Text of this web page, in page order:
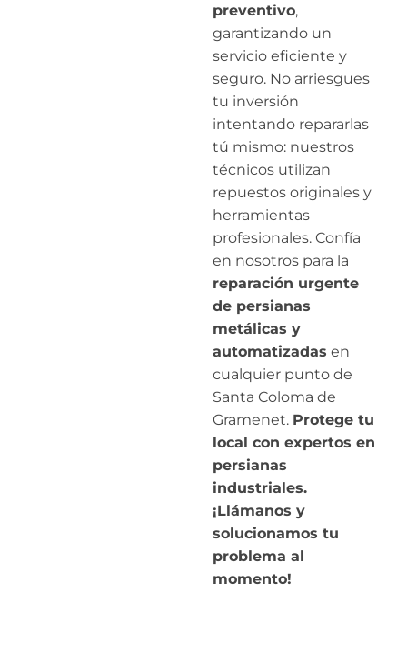
preventivo,
garantizando un
servicio eficiente y
seguro. No arriesgues
tu inversión
intentando repararlas
tú mismo: nuestros
técnicos utilizan
repuestos originales y
herramientas
profesionales. Confía
en nosotros para la
reparación urgente
de persianas
metálicas y
automatizadas en
cualquier punto de
Santa Coloma de
Gramenet. Protege tu
local con expertos en
persianas
industriales.
¡Llámanos y
solucionamos tu
problema al
momento!